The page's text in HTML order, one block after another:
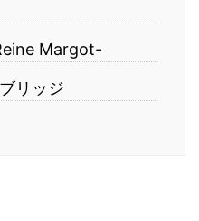
Margot-
リッジ